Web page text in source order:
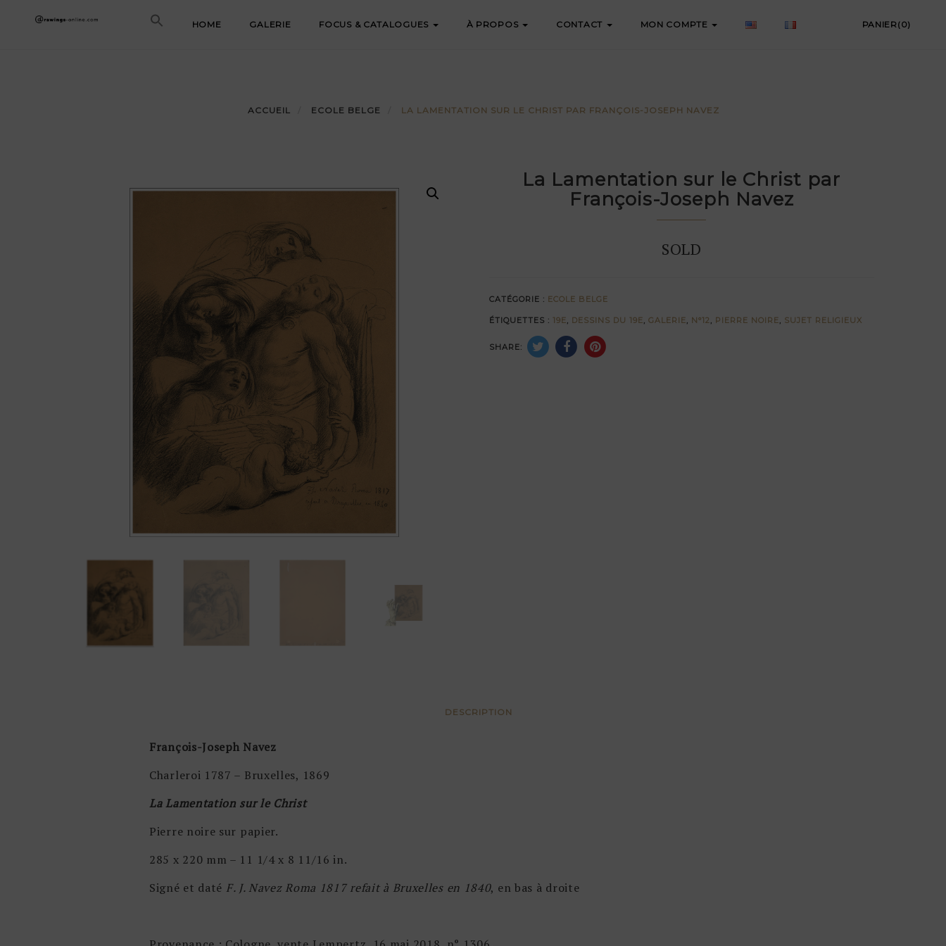
HOME GALERIE FOCUS & CATALOGUES À PROPOS CONTACT MON COMPTE PANIER(0)
ACCUEIL ECOLE BELGE LA LAMENTATION SUR LE CHRIST PAR FRANÇOIS-JOSEPH NAVEZ
La Lamentation sur le Christ par
François-Joseph Navez
SOLD
CATÉGORIE : ECOLE BELGE
ÉTIQUETTES : 19E, DESSINS DU 19E, GALERIE, N°12, PIERRE NOIRE, SUJET RELIGIEUX
SHARE:
DESCRIPTION
François-Joseph Navez
Charleroi 1787 – Bruxelles, 1869
La Lamentation sur le Christ
Pierre noire sur papier.
285 x 220 mm – 11 1/4 x 8 11/16 in.
Signé et daté F. J. Navez Roma 1817 refait à Bruxelles en 1840, en bas à droite